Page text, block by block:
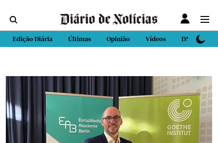
Edição Diária Últimas Opinião Vídeos DN Sport